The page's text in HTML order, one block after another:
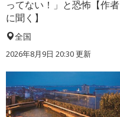
ってない！」と恐怖【作者
に聞く】
全国
2026年8月9日 20:30更新